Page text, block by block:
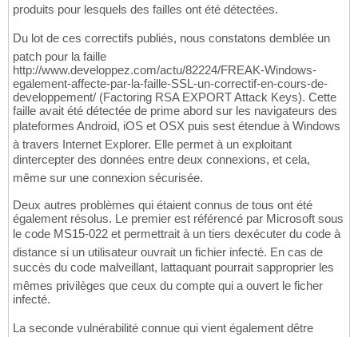
produits pour lesquels des failles ont été détectées.
Du lot de ces correctifs publiés, nous constatons demblée un
patch pour la faille
http://www.developpez.com/actu/82224/FREAK-Windows-
egalement-affecte-par-la-faille-SSL-un-correctif-en-cours-de-
developpement/ (Factoring RSA EXPORT Attack Keys). Cette
faille avait été détectée de prime abord sur les navigateurs des
plateformes Android, iOS et OSX puis sest étendue à Windows
à travers Internet Explorer. Elle permet à un exploitant
dintercepter des données entre deux connexions, et cela,
même sur une connexion sécurisée.
Deux autres problèmes qui étaient connus de tous ont été
également résolus. Le premier est référencé par Microsoft sous
le code MS15-022 et permettrait à un tiers dexécuter du code à
distance si un utilisateur ouvrait un fichier infecté. En cas de
succès du code malveillant, lattaquant pourrait sapproprier les
mêmes privilèges que ceux du compte qui a ouvert le ficher
infecté.
La seconde vulnérabilité connue qui vient également dêtre